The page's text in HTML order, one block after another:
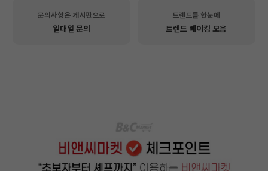
문의사항은 게시판으로
일대일 문의
트렌드를 한눈에
트렌드 베이킹 모음